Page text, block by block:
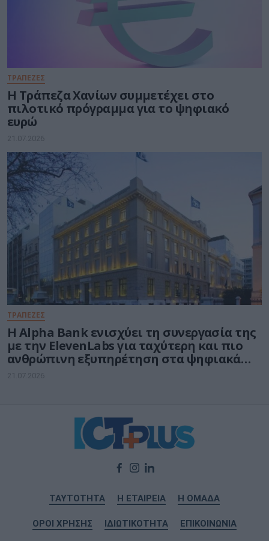
ΤΡΑΠΕΖΕΣ
Η Τράπεζα Χανίων συμμετέχει στο
πιλοτικό πρόγραμμα για το ψηφιακό
ευρώ
21.07.2026
ΤΡΑΠΕΖΕΣ
Η Alpha Bank ενισχύει τη συνεργασία της
με την ElevenLabs για ταχύτερη και πιο
ανθρώπινη εξυπηρέτηση στα ψηφιακά
κανάλια
21.07.2026
ΤΑΥΤΟΤΗΤΑ Η ΕΤΑΙΡΕΙΑ Η ΟΜΑΔΑ
ΟΡΟΙ ΧΡΗΣΗΣ ΙΔΙΩΤΙΚΟΤΗΤΑ ΕΠΙΚΟΙΝΩΝΙΑ